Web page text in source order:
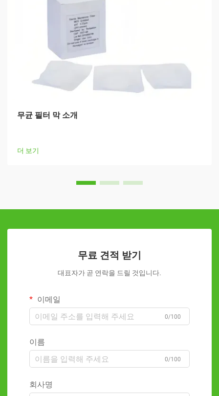
무균 필터 막 소개
더 보기
무료 견적 받기
대표자가 곧 연락을 드릴 것입니다.
이메일
0/100
이름
0/100
회사명